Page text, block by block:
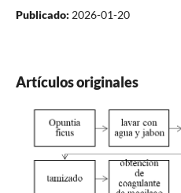
Publicado: 2026-01-20
Artículos originales